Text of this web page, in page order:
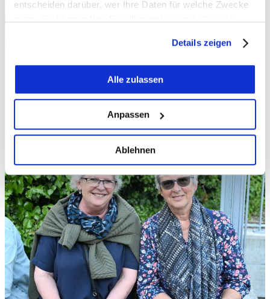
entscheiden darüber, wer Ihre Daten für welche Zwecke
Trigger Symbol ändern oder widerrufen
Wenn Sie es erlauben, würden wir auch gerne:
Informationen über Ihre geografische Lage
Ihr Gerät durch aktives Scannen nach
bestimmten Merkmalen (Fingerprinting) identifizieren
Erfahren Sie mehr darüber, wie Ihre persönlichen Daten
verarbeitet werden, und legen Sie Ihre Präferenzen im
Abschnitt Einzelheitenfest.
Wir verwenden Cookies, um Inhalte und Anzeigen zu
personalisieren, Funktionen für soziale Medien anbieten
zu können und die Zugriffe auf unsere Website zu
analysieren. Außerdem geben wir Informationen zu Ihrer
Verwendung unserer Website an unsere Partner für
Details zeigen
Alle zulassen
Anpassen
Ablehnen